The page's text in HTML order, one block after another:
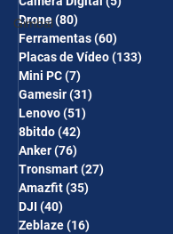
Gimbal
Drone(80)
Ferramentas(60)
Placas de Vídeo(133)
Mini PC(7)
Gamesir(31)
Lenovo(51)
8bitdo(42)
Anker(76)
Tronsmart(27)
Amazfit(35)
DJI (40)
Zeblaze(16)